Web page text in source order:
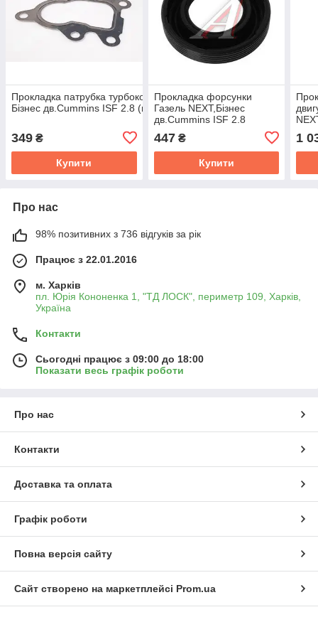
Прокладка патрубка турбокомпресора Газель NEXT,
Бізнес дв.Cummins ISF 2.8 (випускного) (покупн. ГАЗ) 5255538
349 ₴
Купити
Прокладка форсунки
Газель NEXT,Бізнес
дв.Cummins ISF 2.8
447₴
Купити
1
Про нас
98% позитивних з 736 відгуків за рік
Працює з 22.01.2016
м. Харків
пл. Юрія Кононенка 1, "ТД ЛОСК", периметр 109, Харків,
Україна
Контакти
Сьогодні працює з 09:00 до 18:00
Показати весь графік роботи
Про нас
Контакти
Доставка та оплата
Графік роботи
Повна версія сайту
Сайт створено на маркетплейсі Prom.ua